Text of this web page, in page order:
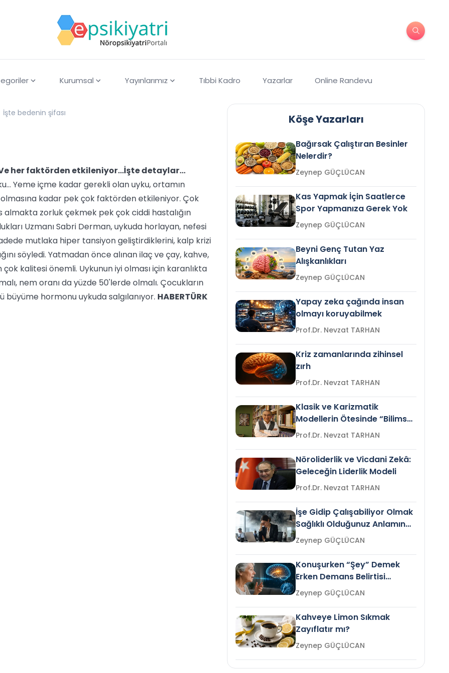
Kurumsal Yayınlarımız Tıbbi Kadro Yazarlar Online Randevu
İşte bedenin şifası
her faktörden etkileniyor...İşte detaylar...
Yeme içme kadar gerekli olan uyku, ortamın
olmasına kadar pek çok faktörden etkileniyor. Çok
zorluk çekmek pek çok ciddi hastalığın
Uzmanı Sabri Derman, uykuda horlayan, nefesi
mutlaka hiper tansiyon geliştirdiklerini, kalp krizi
söyledi. Yatmadan önce alınan ilaç ve çay, kahve,
kalitesi önemli. Uykunun iyi olması için karanlıkta
nem oranı da yüzde 50'lerde olmalı. Çocukların
büyüme hormonu uykuda salgılanıyor. HABERTÜRK
Köşe Yazarları
Bağırsak Çalıştıran Besinler
Nelerdir?
Zeynep GÜÇLÜCAN
Kas Yapmak İçin Saatlerce
Spor Yapmanıza Gerek Yok
Zeynep GÜÇLÜCAN
Beyni Genç Tutan Yaz
Alışkanlıkları
Zeynep GÜÇLÜCAN
Yapay zeka çağında insan
olmayı koruyabilmek
Prof.Dr. Nevzat TARHAN
Kriz zamanlarında zihinsel
zırh
Prof.Dr. Nevzat TARHAN
Klasik ve Karizmatik
Modellerin Ötesinde “Bilimsel
Liderlik”
Prof.Dr. Nevzat TARHAN
Nöroliderlik ve Vicdani Zekâ:
Geleceğin Liderlik Modeli
Prof.Dr. Nevzat TARHAN
İşe Gidip Çalışabiliyor Olmak
Sağlıklı Olduğunuz Anlamına
Gelir mi?Zeynep GÜÇLÜCAN
Konuşurken “Şey” Demek
Erken Demans Belirtisi
Olabilir mi?Zeynep GÜÇLÜCAN
Kahveye Limon Sıkmak
Zayıflatır mı?
Zeynep GÜÇLÜCAN